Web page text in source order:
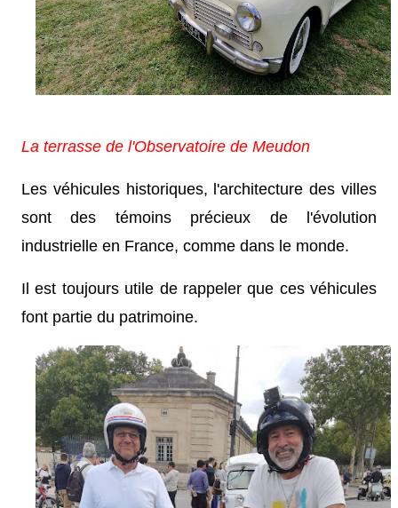
La terrasse de l'Observatoire de Meudon
Les véhicules historiques, l'architecture des villes
sont des témoins précieux de l'évolution
industrielle en France, comme dans le monde.
Il est toujours utile de rappeler que ces véhicules
font partie du patrimoine.